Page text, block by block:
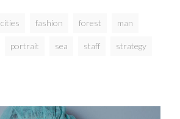
cities fashion forest man
portrait sea staff strategy